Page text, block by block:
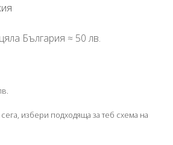
България ≈ 50 лв.
избери подходяща за теб схема на